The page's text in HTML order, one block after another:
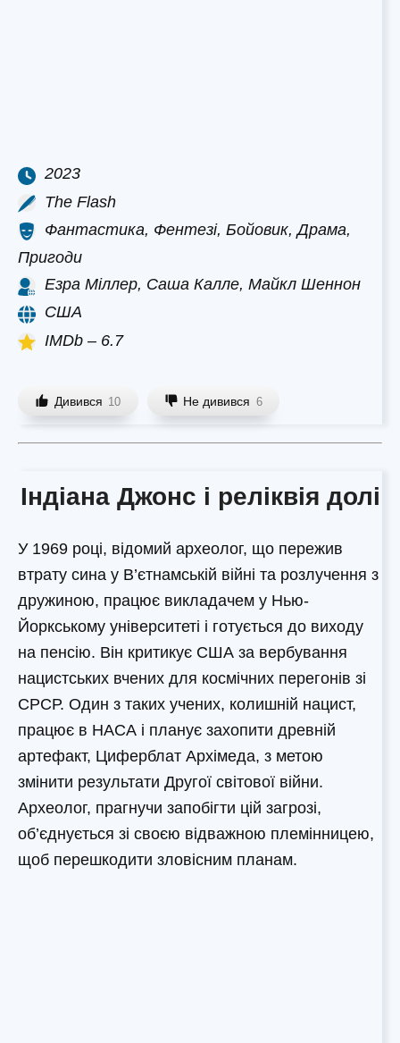
2023
The Flash
Фантастика, Фентезі, Бойовик, Драма,
Пригоди
Езра Міллер, Саша Калле, Майкл Шеннон
США
IMDb – 6.7
Дивився 10 Не дивився 6
Індіана Джонс і реліквія долі
У 1969 році, відомий археолог, що пережив
втрату сина у В’єтнамській війні та розлучення з
дружиною, працює викладачем у Нью-
Йоркському університеті і готується до виходу
на пенсію. Він критикує США за вербування
нацистських вчених для космічних перегонів зі
СРСР. Один з таких учених, колишній нацист,
працює в НАСА і планує захопити древній
артефакт, Циферблат Архімеда, з метою
змінити результати Другої світової війни.
Археолог, прагнучи запобігти цій загрозі,
об’єднується зі своєю відважною племінницею,
щоб перешкодити зловісним планам.